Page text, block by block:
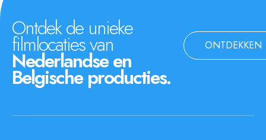
Ontdek de unieke
filmlocaties van
Nederlandse en
Belgische producties.
ONTDEKKEN